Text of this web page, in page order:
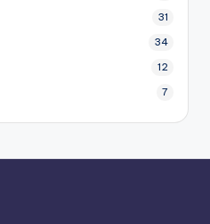
31
34
12
7